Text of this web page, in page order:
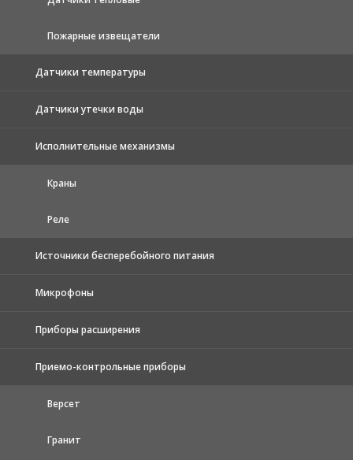
Пожарные извещатели
Датчики температуры
Датчики утечки воды
Исполнительные механизмы
Краны
Реле
Источники бесперебойного питания
Микрофоны
Приборы расширения
Приемо-контрольные приборы
Версет
Гранит